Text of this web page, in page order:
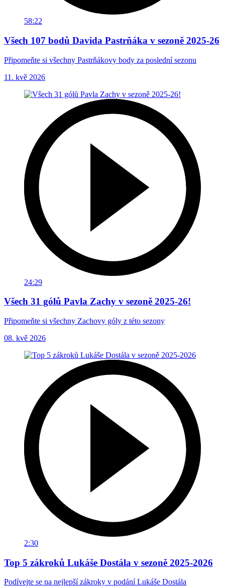
58:22
Všech 107 bodů Davida Pastrňáka v sezoně 2025-26
Připomeňte si všechny Pastrňákovy body za poslední sezonu
11. kvě 2026
24:29
Všech 31 gólů Pavla Zachy v sezoně 2025-26!
Připomeňte si všechny Zachovy góly z této sezony
08. kvě 2026
2:30
Top 5 zákroků Lukáše Dostála v sezoně 2025-2026
Podívejte se na nejlepší zákroky v podání Lukáše Dostála